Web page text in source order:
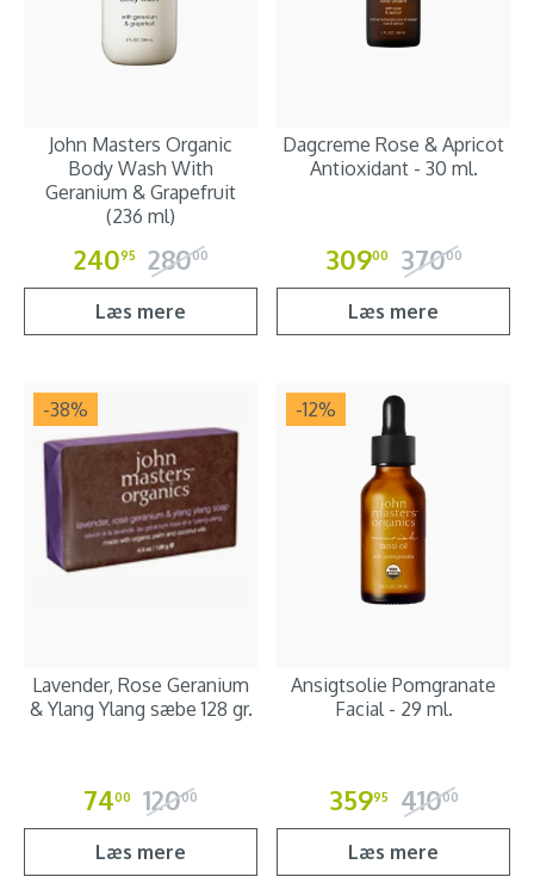
John Masters Organic
Body Wash With
Geranium & Grapefruit
(236 ml)
24095 28000
Læs mere
Dagcreme Rose & Apricot
Antioxidant - 30 ml.
30900 37000
Læs mere
-38%
Lavender, Rose Geranium
& Ylang Ylang sæbe 128 gr.
7400 12000
Læs mere
-12%
Ansigtsolie Pomgranate
Facial - 29 ml.
35995 41000
Læs mere